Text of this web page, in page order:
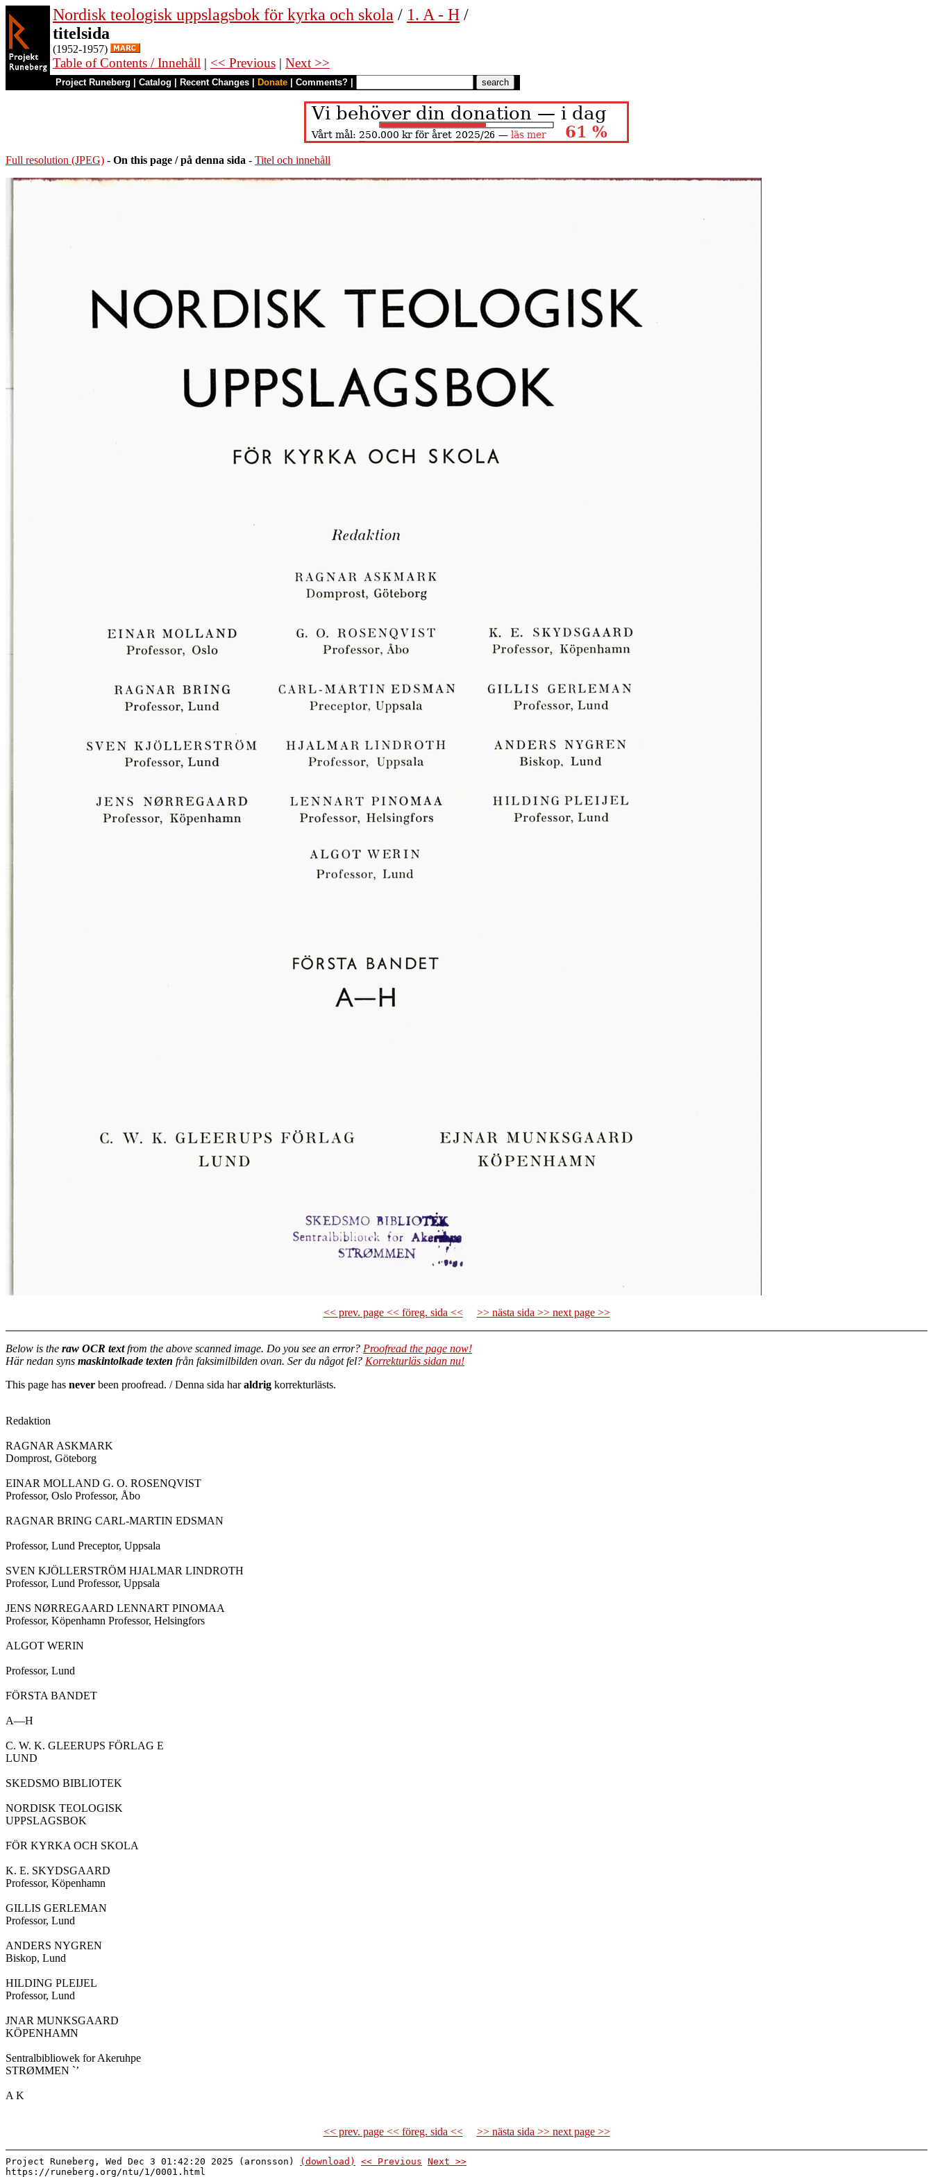
Nordisk teologisk uppslagsbok för kyrka och skola / 1. A - H /
titelsida
(1952-1957)
Table of Contents / Innehåll | << Previous | Next >>
Project Runeberg Catalog Recent Changes Donate Comments?
Full resolution (JPEG) - On this page / på denna sida - Titel och innehåll
<< prev. page << föreg. sida << >> nästa sida >> next page >>
Below is the raw OCR textfrom the above scanned image. Do you see an error? Proofread the page now!
Här nedan syns maskintolkade texten från faksimilbilden ovan. Ser du något fel? Korrekturläs sidan nu!
This page has never been proofread. / Denna sida haraldrig korrekturlästs.
Redaktion
RAGNAR ASKMARK
Domprost, Göteborg
EINAR MOLLAND G. O. ROSENQVIST
Professor, Oslo Professor, Åbo
RAGNAR BRING CARL-MARTIN EDSMAN
Professor, Lund Preceptor, Uppsala
SVEN KJÖLLERSTRÖM HJALMAR LINDROTH
Professor, Lund Professor, Uppsala
JENS NØRREGAARD LENNART PINOMAA
Professor, Köpenhamn Professor, Helsingfors
ALGOT WERIN
Professor, Lund
FÖRSTA BANDET
A—H
C. W. K. GLEERUPS FÖRLAG E
LUND
SKEDSMO BIBLIOTEK
NORDISK TEOLOGISK
UPPSLAGSBOK
FÖR KYRKA OCH SKOLA
K. E. SKYDSGAARD
Professor, Köpenhamn
GILLIS GERLEMAN
Professor, Lund
ANDERS NYGREN
Biskop, Lund
HILDING PLEIJEL
Professor, Lund
JNAR MUNKSGAARD
KÖPENHAMN
Sentralbibliowek for Akeruhpe
STRØMMEN `’
A K
<< prev. page << föreg. sida << >> nästa sida >> next page >>
Project Runeberg, Wed Dec 3 01:42:20 2025 (aronsson) (download) << Previous Next >>
https://runeberg.org/ntu/1/0001.html